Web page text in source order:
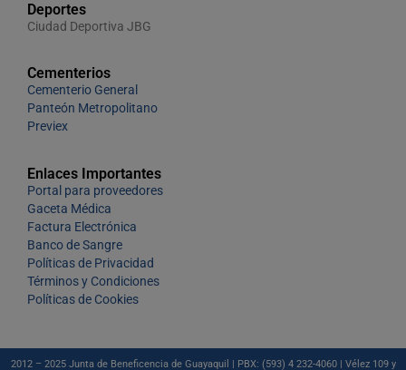
Deportes
Ciudad Deportiva JBG
Cementerios
Cementerio General
Panteón Metropolitano
Previex
Enlaces Importantes
Portal para proveedores
Gaceta Médica
Factura Electrónica
Banco de Sangre
Políticas de Privacidad
Términos y Condiciones
Políticas de Cookies
2012 – 2025 Junta de Beneficencia de Guayaquil | PBX: (593) 4 232-4060 | Vélez 109 y